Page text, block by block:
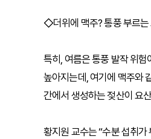
◇더위에 맥주? 통풍 부르는
특히, 여름은 통풍 발작 위
높아지는데, 여기에 맥주와
간에서 생성하는 젖산이 요
황지원 교수는 “수분 섭취